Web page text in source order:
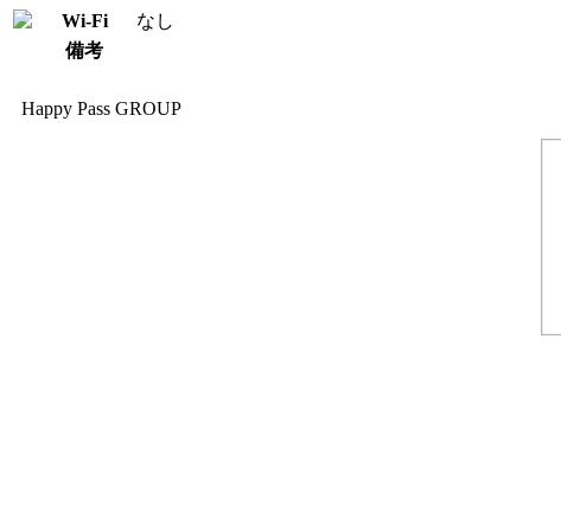
Wi-Fi
なし
備考
Happy Pass GROUP